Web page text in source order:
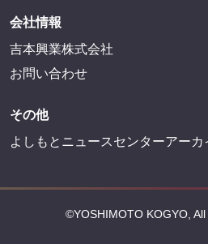
会社情報
吉本興業株式会社
お問い合わせ
その他
よしもとニュースセンターアーカ
©YOSHIMOTO KOGYO, All